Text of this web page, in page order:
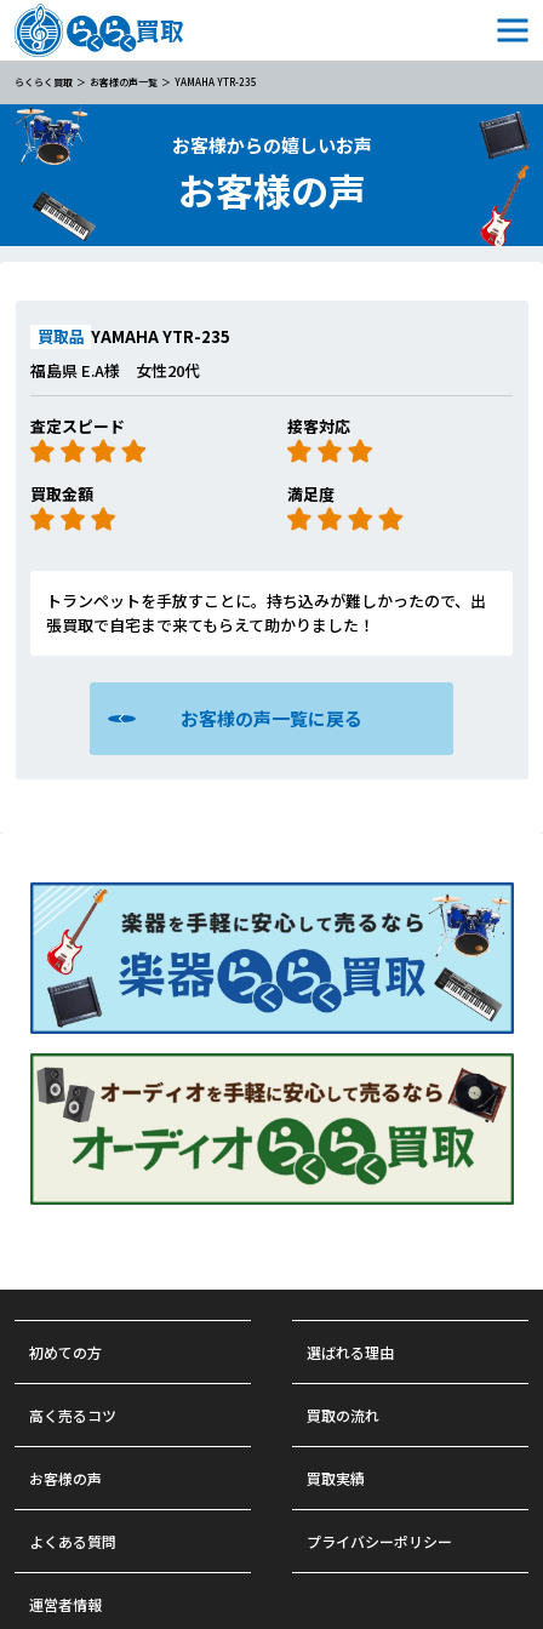
らくらく買取 お客様の声一覧 YAMAHA YTR-235
お客様からの嬉しいお声
お客様の声
買取品 YAMAHA YTR-235
福島県 E.A様 女性20代
査定スピード 接客対応
買取金額 満足度
トランペットを手放すことに。持ち込みが難しかったので、出
張買取で自宅まで来てもらえて助かりました！
お客様の声一覧に戻る
初めての方 選ばれる理由
高く売るコツ 買取の流れ
お客様の声 買取実績
よくある質問 プライバシーポリシー
運営者情報